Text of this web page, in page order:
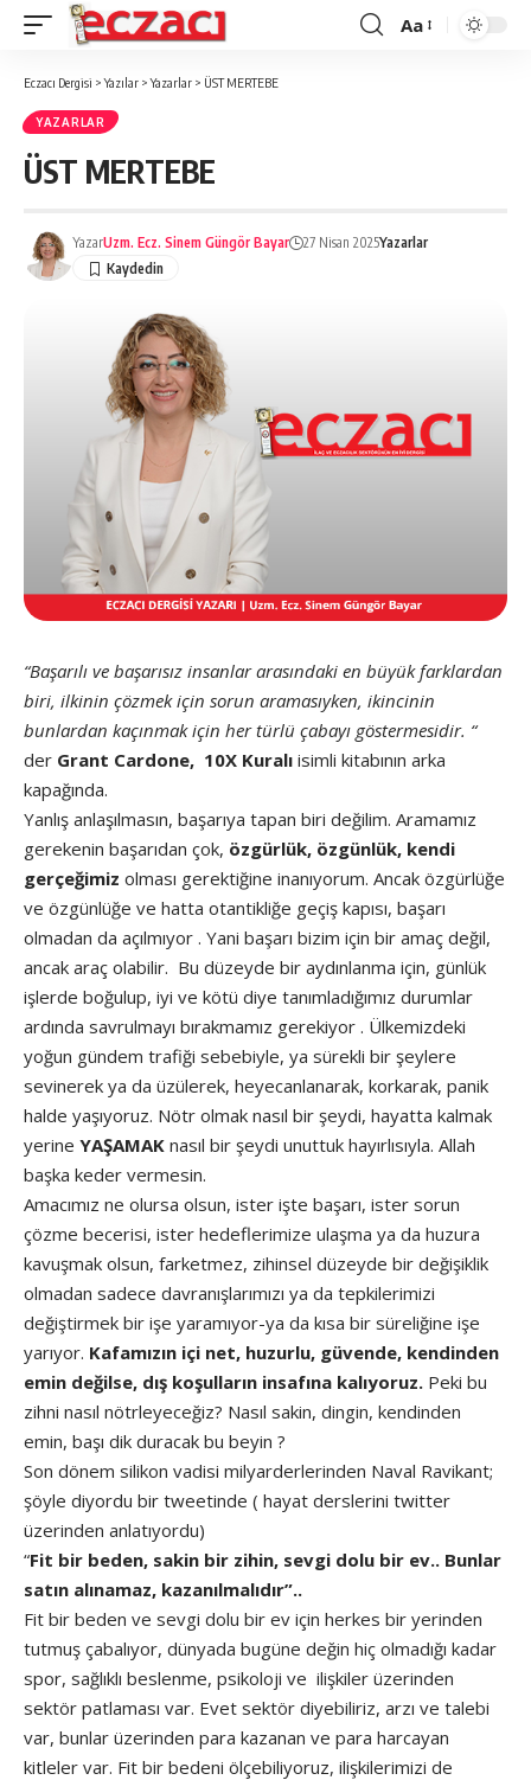
Font
Aa
Eczacı Dergisi >Yazılar >Yazarlar > ÜST MERTEBE
YAZARLAR
ÜST MERTEBE
YazarUzm. Ecz. Sinem Güngör Bayar 27 Nisan 2025Yazarlar
“Başarılı ve başarısız insanlar arasındaki en büyük farklardan
biri, ilkinin çözmek için sorun aramasıyken, ikincinin
bunlardan kaçınmak için her türlü çabayı göstermesidir. “
der Grant Cardone, 10X Kuralı isimli kitabının arka
kapağında.
Yanlış anlaşılmasın, başarıya tapan biri değilim. Aramamız
gerekenin başarıdan çok, özgürlük, özgünlük, kendi
gerçeğimiz olması gerektiğine inanıyorum. Ancak özgürlüğe
ve özgünlüğe ve hatta otantikliğe geçiş kapısı, başarı
olmadan da açılmıyor . Yani başarı bizim için bir amaç değil,
ancak araç olabilir. Bu düzeyde bir aydınlanma için, günlük
işlerde boğulup, iyi ve kötü diye tanımladığımız durumlar
ardında savrulmayı bırakmamız gerekiyor . Ülkemizdeki
yoğun gündem trafiği sebebiyle, ya sürekli bir şeylere
sevinerek ya da üzülerek, heyecanlanarak, korkarak, panik
halde yaşıyoruz. Nötr olmak nasıl bir şeydi, hayatta kalmak
yerine YAŞAMAK nasıl bir şeydi unuttuk hayırlısıyla. Allah
başka keder vermesin.
Amacımız ne olursa olsun, ister işte başarı, ister sorun
çözme becerisi, ister hedeflerimize ulaşma ya da huzura
kavuşmak olsun, farketmez, zihinsel düzeyde bir değişiklik
olmadan sadece davranışlarımızı ya da tepkilerimizi
değiştirmek bir işe yaramıyor-ya da kısa bir süreliğine işe
yarıyor. Kafamızın içi net, huzurlu, güvende, kendinden
emin değilse, dış koşulların insafına kalıyoruz. Peki bu
zihni nasıl nötrleyeceğiz? Nasıl sakin, dingin, kendinden
emin, başı dik duracak bu beyin ?
Son dönem silikon vadisi milyarderlerinden Naval Ravikant;
şöyle diyordu bir tweetinde ( hayat derslerini twitter
üzerinden anlatıyordu)
“Fit bir beden, sakin bir zihin, sevgi dolu bir ev.. Bunlar
satın alınamaz, kazanılmalıdır”..
Fit bir beden ve sevgi dolu bir ev için herkes bir yerinden
tutmuş çabalıyor, dünyada bugüne değin hiç olmadığı kadar
spor, sağlıklı beslenme, psikoloji ve ilişkiler üzerinden
sektör patlaması var. Evet sektör diyebiliriz, arzı ve talebi
var, bunlar üzerinden para kazanan ve para harcayan
kitleler var. Fit bir bedeni ölçebiliyoruz, ilişkilerimizi de